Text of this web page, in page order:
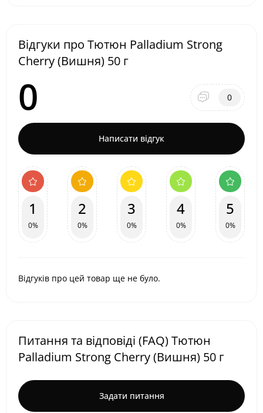
Відгуки про Тютюн Palladium Strong
Cherry (Вишня) 50 г
0 0
Написати відгук
1
0%
2
0%
3
0%
4
0%
5
0%
Відгуків про цей товар ще не було.
Питання та відповіді (FAQ) Тютюн
Palladium Strong Cherry (Вишня) 50 г
Задати питання